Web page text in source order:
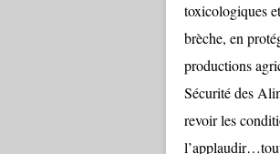
toxicologiques
brèche, en
productions
Sécurité des
revoir les